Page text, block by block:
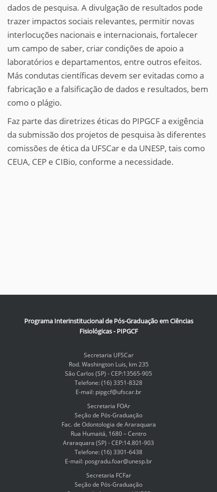
dados de pesquisa. A divulgação de resultados pode
trazer impactos sociais relevantes, permitir novas
interlocuções nacionais e internacionais, fortalecer
um campo de saber, criar condições de apoio a
laboratórios e departamentos, entre outros efeitos.
Más condutas científicas devem ser evitadas como a
fabricação e a falsificação de dados e resultados, bem
como o plágio.
Faz parte das diretrizes éticas do PIPGCF a exigência
da submissão dos projetos de pesquisa às diferentes
comissões de ética da UFSCar e da UNESP, tais como
CEUA, CEP e CIBio, conforme a necessidade.
Programa Interinstitucional de Pós-Graduação em Ciências
Fisiológicas - PIPGCF
Secretaria UFSCar
Rod. Washington Luis, km 235
São Carlos (SP) - CEP:13565-905
Telefone: (16) 3351-8328
E-mail: pipgcf@ufscar.br
Secretaria FOAr
Seção de Pós-Graduação
Fac. de Odontologia de Araraquara
Rua Humaitá, 1680 – Centro
Araraquara (SP) - CEP:14.801-903
Telefone: (16) 3301-6438
E-mail: posgradu.foar@unesp.br
Secretaria FCFar
Seção de Pós-Graduação